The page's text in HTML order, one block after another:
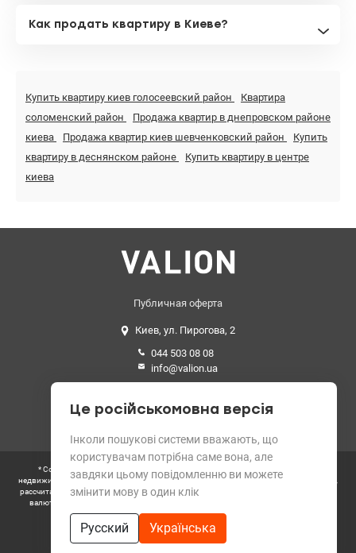
Как продать квартиру в Киеве?
Купить квартиру киев голосеевский район
Квартира
соломенский район
Продажа квартир в днепровском районе
киева
Продажа квартир киев шевченковский район
Купить
квартиру в деснянском районе
Купить квартиру в центре
киева
Публичная оферта
Киев, ул. Пирогова, 2
044 503 08 08
info@valion.ua
* Согласно требованиям Закона Украины «О рекламе» цены всех объектов
недвижимости на сайте выводятся в гривнах. Цена, указанная в данном объявлении,
рассчитана по официальному курсу НБУ и округлена. Цена, указанная в иностранной
валюте, является опцией для удобства пользователей не украинского сегмента
интернета.
** Пользователь коворкингов VALION
Це російськомовна версія
Інколи пошукові системи вважають, що
користувачам потрібна саме вона, але
завдяки цьому повідомленню ви можете
змінити мову в один клік
Русский Українська